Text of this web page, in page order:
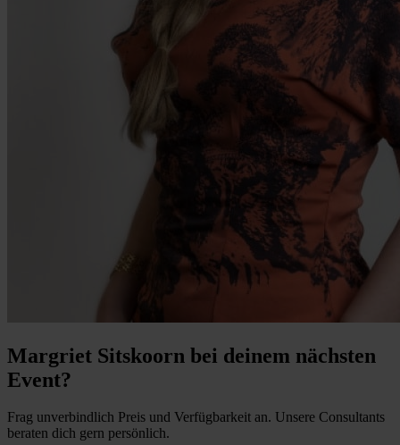
Margriet Sitskoorn bei deinem nächsten
Event?
Frag unverbindlich Preis und Verfügbarkeit an. Unsere Consultants
beraten dich gern persönlich.